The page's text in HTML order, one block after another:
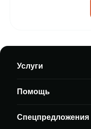
Услуги
Помощь
Спецпредложения